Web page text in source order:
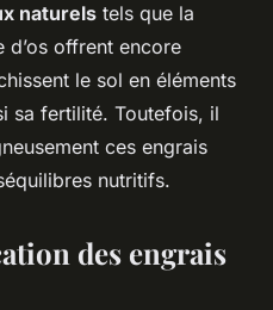
naturels tels que la
offrent encore
le sol en éléments
sa fertilité. Toutefois, il
ces engrais
nutritifs.
des engrais